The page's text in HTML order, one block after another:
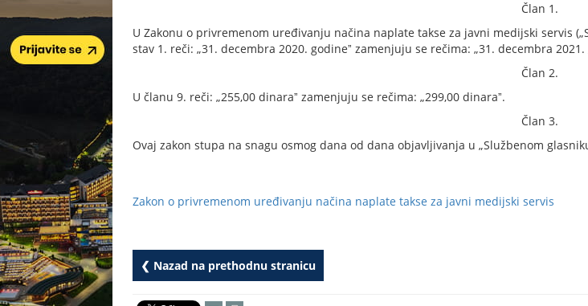
Član 1.
U Zakonu o privremenom uređivanju načina naplate takse za javni medijski servis
stav 1. reči: „31. decembra 2020. godineˮ zamenjuju se rečima: „31. decembra 2021.
Član 2.
U članu 9. reči: „255,00 dinaraˮ zamenjuju se rečima: „299,00 dinaraˮ.
Član 3.
Ovaj zakon stupa na snagu osmog dana od dana objavljivanja u „Službenom
Zakon o privremenom uređivanju načina naplate takse za javni medijski servis
❮ Nazad na prethodnu stranicu